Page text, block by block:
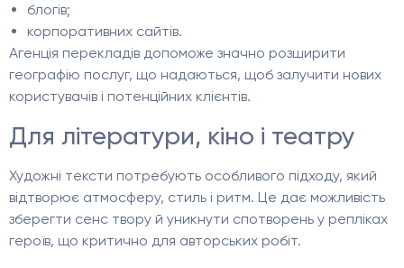
блогів;
корпоративних сайтів.
Агенція перекладів допоможе значно розширити
географію послуг, що надаються, щоб залучити нових
користувачів і потенційних клієнтів.
Для літератури, кіно і театру
Художні тексти потребують особливого підходу, який
відтворює атмосферу, стиль і ритм. Це дає можливість
зберегти сенс твору й уникнути спотворень у репліках
героїв, що критично для авторських робіт.